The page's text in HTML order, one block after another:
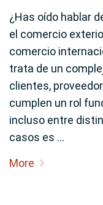
¿Has oído hablar
el comercio
comercio
trata de un
clientes,
cumplen un rol
incluso entre
casos es …
More